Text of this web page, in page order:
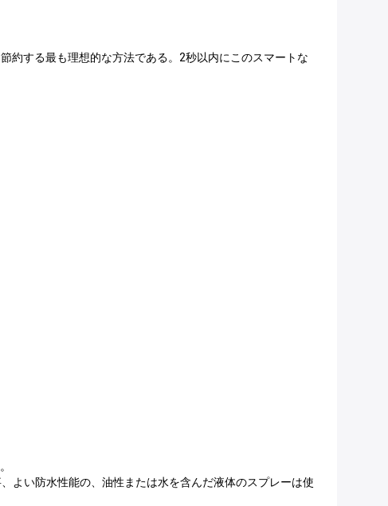
約する最も理想的な方法である。2秒以内にこのスマートな
よい防水性能の、油性または水を含んだ液体のスプレーは使